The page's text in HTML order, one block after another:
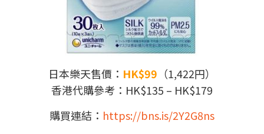
日本樂天售價： HK$99 （1,422円）
香港代購參考：HK$135 – HK$179
購買連結： https://bns.is/2Y2G8ns